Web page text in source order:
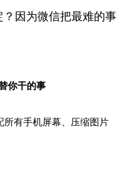
因为微信把最难的事
你干的事
所有手机屏幕、压缩图片